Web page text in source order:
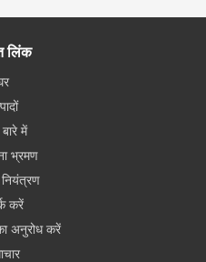
हैं कि अधिक ग्राहकों को घर पर
उत्पाद प्राप्त करने का अवसर
न करें, आपको हमारे द्वारा ऑर्डर
लिंक
बारे में
भ्रमण
नियंत्रण
करें
अनुरोध करें